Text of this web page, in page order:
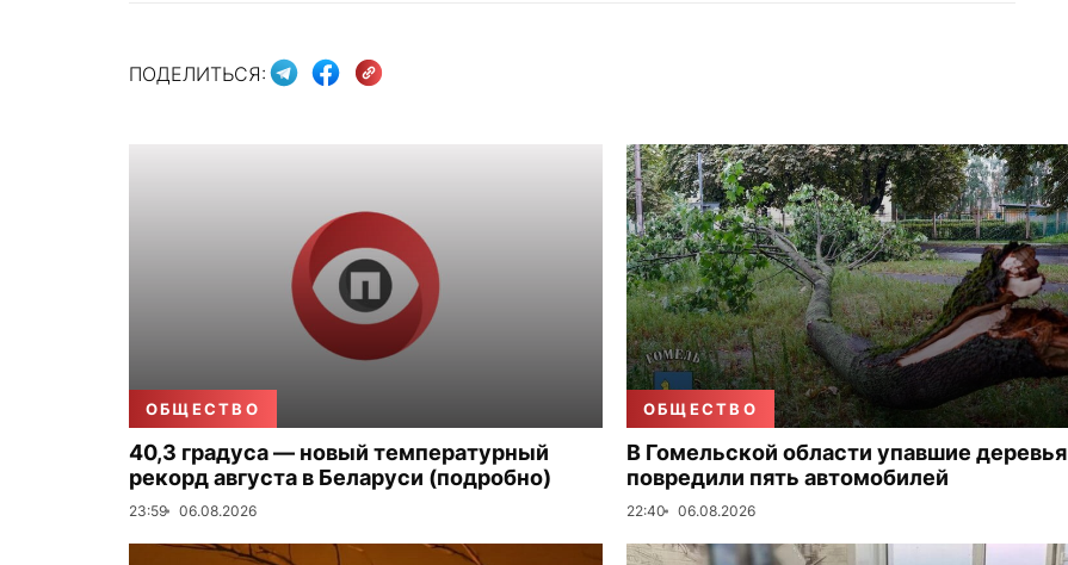
ПОДЕЛИТЬСЯ:
ОБЩЕСТВО
40,3 градуса — новый температурный
рекорд августа в Беларуси (подробно)
23:59 06.08.2026
ОБЩЕСТВО
В Гомельской области упавшие деревья
повредили пять автомобилей
22:40 06.08.2026